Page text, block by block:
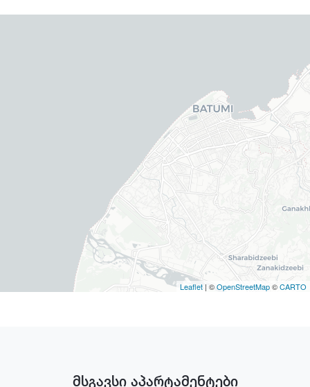
Leaflet | ©OpenStreetMap©CARTO
მსგავსი აპარტამენტები